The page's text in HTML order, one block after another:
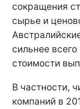
сокращения
сырье и
сильнее
стоимости
В частности,
компаний в